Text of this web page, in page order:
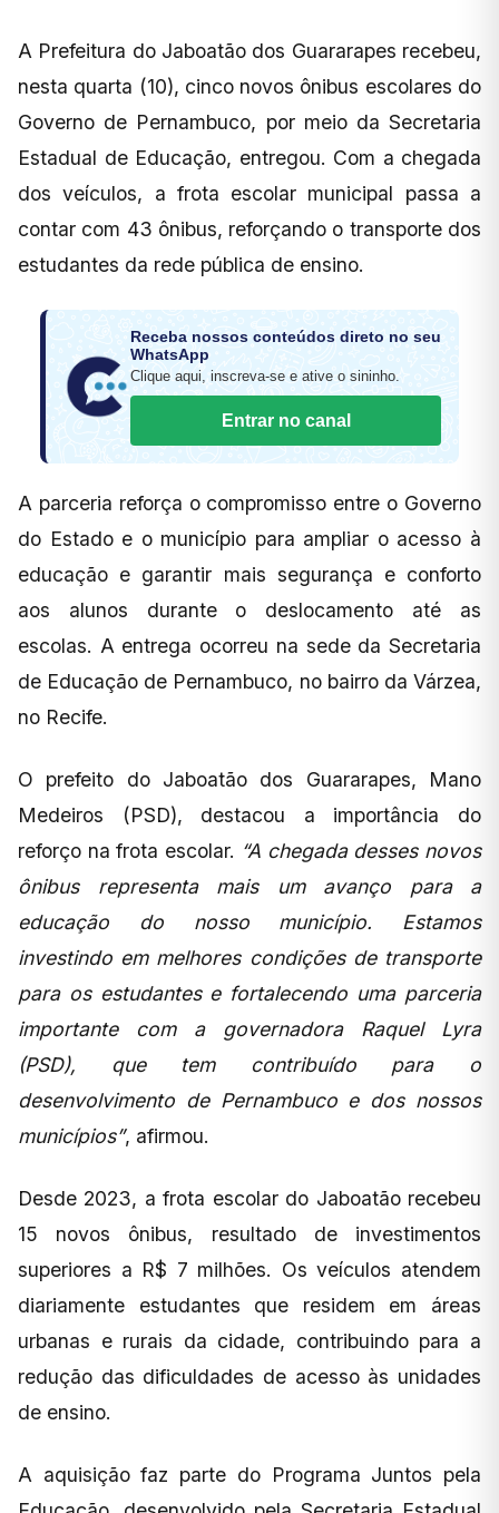
A Prefeitura do Jaboatão dos Guararapes recebeu,
nesta quarta (10), cinco novos ônibus escolares do
Governo de Pernambuco, por meio da Secretaria
Estadual de Educação, entregou. Com a chegada
dos veículos, a frota escolar municipal passa a
contar com 43 ônibus, reforçando o transporte dos
estudantes da rede pública de ensino.
Receba nossos conteúdos direto no seu
WhatsApp
Clique aqui, inscreva-se e ative o sininho.
Entrar no canal
A parceria reforça o compromisso entre o Governo
do Estado e o município para ampliar o acesso à
educação e garantir mais segurança e conforto
aos alunos durante o deslocamento até as
escolas. A entrega ocorreu na sede da Secretaria
de Educação de Pernambuco, no bairro da Várzea,
no Recife.
O prefeito do Jaboatão dos Guararapes, Mano
Medeiros (PSD), destacou a importância do
reforço na frota escolar. “A chegada desses novos
ônibus representa mais um avanço para a
educação do nosso município. Estamos
investindo em melhores condições de transporte
para os estudantes e fortalecendo uma parceria
importante com a governadora Raquel Lyra
(PSD), que tem contribuído para o
desenvolvimento de Pernambuco e dos nossos
municípios”, afirmou.
Desde 2023, a frota escolar do Jaboatão recebeu
15 novos ônibus, resultado de investimentos
superiores a R$ 7 milhões. Os veículos atendem
diariamente estudantes que residem em áreas
urbanas e rurais da cidade, contribuindo para a
redução das dificuldades de acesso às unidades
de ensino.
A aquisição faz parte do Programa Juntos pela